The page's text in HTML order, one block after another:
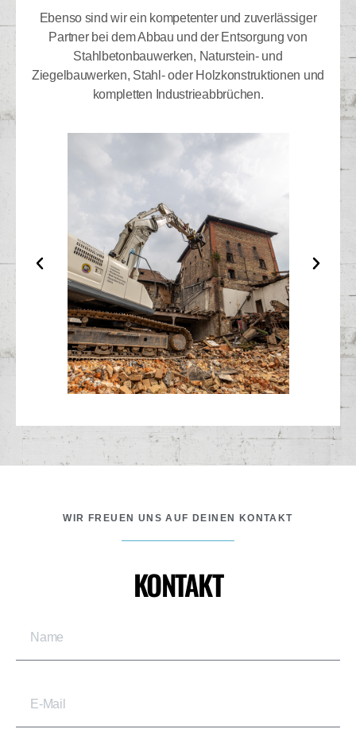
Ebenso sind wir ein kompetenter und zuverlässiger
Partner bei dem Abbau und der Entsorgung von
Stahlbetonbauwerken, Naturstein- und
Ziegelbauwerken, Stahl- oder Holzkonstruktionen und
kompletten Industrieabbrüchen.
WIR FREUEN UNS AUF DEINEN KONTAKT
KONTAKT